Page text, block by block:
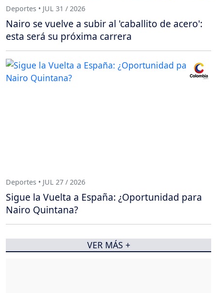
Deportes • JUL 31 / 2026
Nairo se vuelve a subir al 'caballito de acero':
esta será su próxima carrera
Deportes • JUL 27 / 2026
Sigue la Vuelta a España: ¿Oportunidad para
Nairo Quintana?
VER MÁS +